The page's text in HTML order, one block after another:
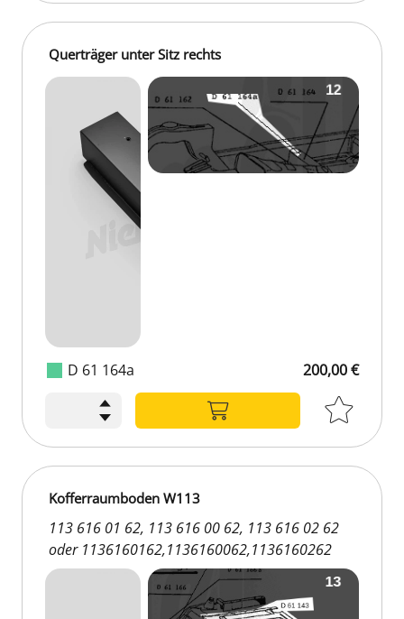
D 61 164a
Querträger unter Sitz rechts
200,00 €
Kofferraumboden W113
113 616 01 62, 113 616 00 62, 113 616 02 62
oder 1136160162,1136160062,1136160262